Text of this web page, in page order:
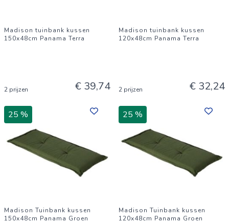
Madison tuinbank kussen
150x48cm Panama Terra
2 prijzen € 39,74
Madison tuinbank kussen
120x48cm Panama Terra
2 prijzen € 32,24
25 %
Madison Tuinbank kussen
150x48cm Panama Groen
25 %
Madison Tuinbank kussen
120x48cm Panama Groen